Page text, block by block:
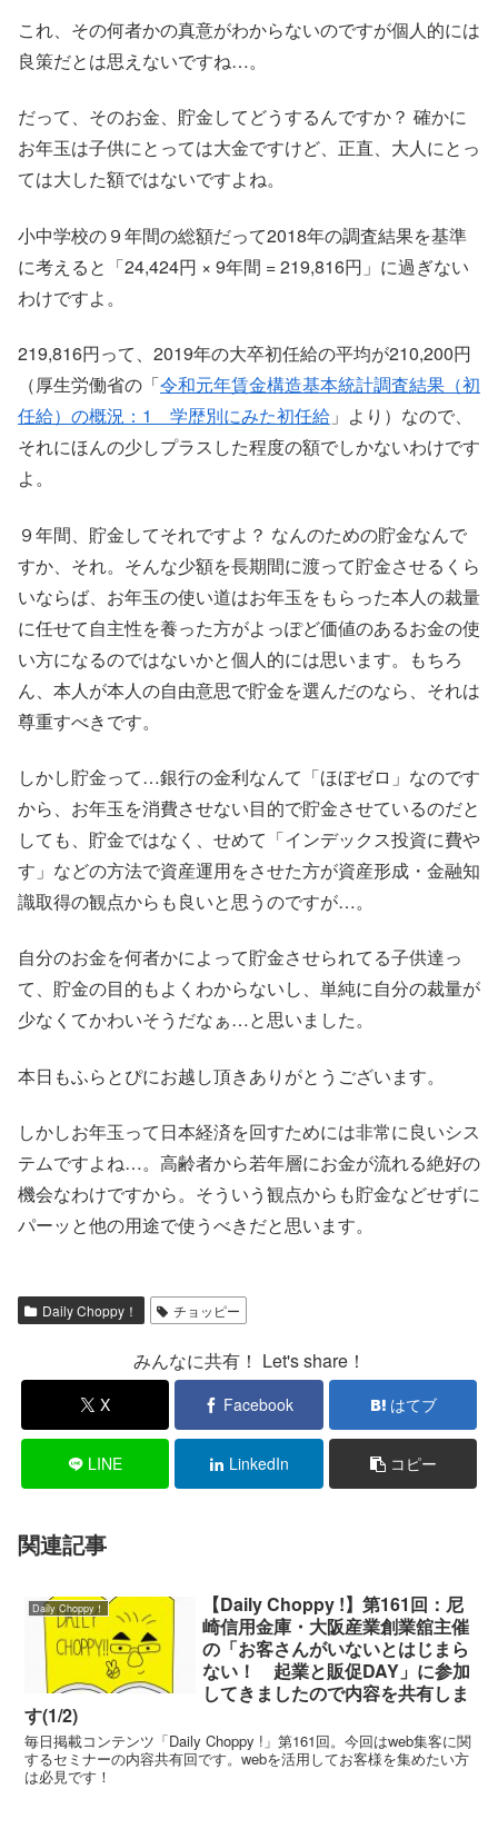
これ、その何者かの真意がわからないのですが個人的には
良策だとは思えないですね…。
だって、そのお金、貯金してどうするんですか？ 確かに
お年玉は子供にとっては大金ですけど、正直、大人にとっ
ては大した額ではないですよね。
小中学校の９年間の総額だって2018年の調査結果を基準
に考えると「24,424円 × 9年間 = 219,816円」に過ぎない
わけですよ。
219,816円って、2019年の大卒初任給の平均が210,200円
（厚生労働省の「令和元年賃金構造基本統計調査結果（初
任給）の概況：1 学歴別にみた初任給 」より）なので、
それにほんの少しプラスした程度の額でしかないわけです
よ。
９年間、貯金してそれですよ？ なんのための貯金なんで
すか、それ。そんな少額を長期間に渡って貯金させるくら
いならば、お年玉の使い道はお年玉をもらった本人の裁量
に任せて自主性を養った方がよっぽど価値のあるお金の使
い方になるのではないかと個人的には思います。もちろ
ん、本人が本人の自由意思で貯金を選んだのなら、それは
尊重すべきです。
しかし貯金って…銀行の金利なんて「ほぼゼロ」なのです
から、お年玉を消費させない目的で貯金させているのだと
しても、貯金ではなく、せめて「インデックス投資に費や
す」などの方法で資産運用をさせた方が資産形成・金融知
識取得の観点からも良いと思うのですが…。
自分のお金を何者かによって貯金させられてる子供達っ
て、貯金の目的もよくわからないし、単純に自分の裁量が
少なくてかわいそうだなぁ…と思いました。
本日もふらとぴにお越し頂きありがとうございます。
しかしお年玉って日本経済を回すためには非常に良いシス
テムですよね…。高齢者から若年層にお金が流れる絶好の
機会なわけですから。そういう観点からも貯金などせずに
パーッと他の用途で使うべきだと思います。
Daily Choppy！ チョッピー
みんなに共有！ Let's share！
X Facebook はてブ
LINE LinkedIn コピー
関連記事
Daily Choppy！
【Daily Choppy !】第161回：尼
崎信用金庫・大阪産業創業舘主催
の「お客さんがいないとはじまら
ない！ 起業と販促DAY」に参加
してきましたので内容を共有しま
す(1/2)
毎日掲載コンテンツ「Daily Choppy !」第161回。今回はweb集客に関
するセミナーの内容共有回です。webを活用してお客様を集めたい方
は必見です！